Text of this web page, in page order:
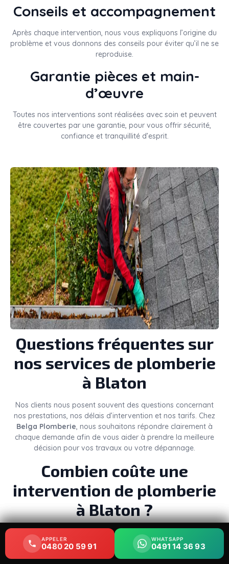
Conseils et accompagnement
Après chaque intervention, nous vous expliquons l’origine du
problème et vous donnons des conseils pour éviter qu’il ne se
reproduise.
Garantie pièces et main-
d’œuvre
Toutes nos interventions sont réalisées avec soin et peuvent
être couvertes par une garantie, pour vous offrir sécurité,
confiance et tranquillité d’esprit.
Questions fréquentes sur
nos services de plomberie
à Blaton
Nos clients nous posent souvent des questions concernant
nos prestations, nos délais d’intervention et nos tarifs. Chez
Belga Plomberie, nous souhaitons répondre clairement à
chaque demande afin de vous aider à prendre la meilleure
décision pour vos travaux ou votre dépannage.
Combien coûte une
intervention de plomberie
à Blaton ?
Le prix d’un plombier à Blaton
dépend de plusieurs
éléments : la nature du problème, le temps nécessaire, les
pièces à remplacer et le niveau d’urgence. Une simple
APPELER
0480 20 59 91
WHATSAPP
0491 14 36 93
APPELER
0480 20 59 91
WHATSAPP
0491 14 36 93